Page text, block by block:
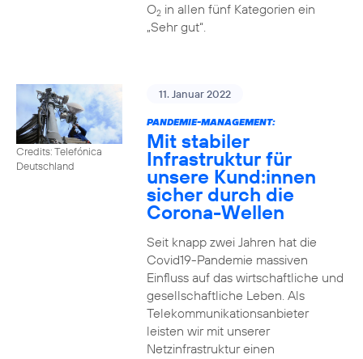
O2in allen fünf Kategorien ein
„Sehr gut“.
Credits: Telefónica
Deutschland
11. Januar 2022
PANDEMIE-MANAGEMENT:
Mit stabiler
Infrastruktur für
unsere Kund:innen
sicher durch die
Corona-Wellen
Seit knapp zwei Jahren hat die
Covid19-Pandemie massiven
Einfluss auf das wirtschaftliche und
gesellschaftliche Leben. Als
Telekommunikationsanbieter
leisten wir mit unserer
Netzinfrastruktur einen